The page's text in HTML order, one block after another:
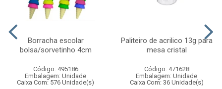
Borracha escolar
bolsa/sorvetinho 4cm
Código: 495186
Embalagem: Unidade
Caixa Com: 576 Unidade(s)
Paliteiro de acrilico 13g para
mesa cristal
Código: 471628
Embalagem: Unidade
Caixa Com: 36 Unidade(s)